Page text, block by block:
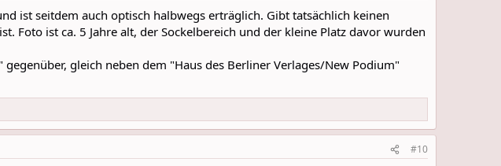
ist seitdem auch optisch halbwegs erträglich. Gibt tatsächlich keinen
Foto ist ca. 5 Jahre alt, der Sockelbereich und der kleine Platz davor wurden
gleich neben dem "Haus des Berliner Verlages/New Podium"
#10